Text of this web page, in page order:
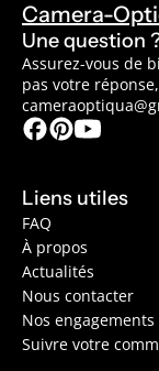
Camera-
Une question
Assurez-vous de
pas votre
Liens utiles
FAQ
À propos
Actualités
Nous contacter
Nos engagements
Suivre votre